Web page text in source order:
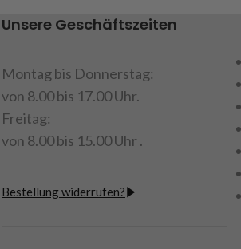
Felgen, 2 Nabenabdeckungen, 20
Anleitung
Art.Nr. 907477
Achtung!Nicht für Kinder unter
Unsere Geschäftszeiten
Montag bis Donnerstag:
von 8.00 bis 17.00 Uhr.
Freitag:
von 8.00 bis 15.00 Uhr .
Bestellung widerrufen?